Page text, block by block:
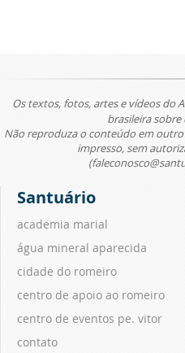
Os textos, fotos, artes e vídeos do
brasileira
Não reproduza o conteúdo em
impresso, sem
Santuário
academia marial
água mineral aparecida
cidade do romeiro
centro de apoio ao romeiro
centro de eventos pe. vitor
contato